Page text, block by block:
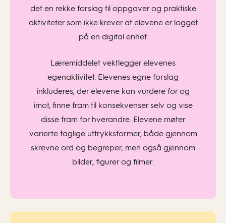
det en rekke forslag til oppgaver og praktiske
aktiviteter som ikke krever at elevene er logget
på en digital enhet.
Læremiddelet vektlegger elevenes
egenaktivitet. Elevenes egne forslag
inkluderes, der elevene kan vurdere for og
imot, finne fram til konsekvenser selv og vise
disse fram for hverandre. Elevene møter
varierte faglige uttrykksformer, både gjennom
skrevne ord og begreper, men også gjennom
bilder, figurer og filmer.